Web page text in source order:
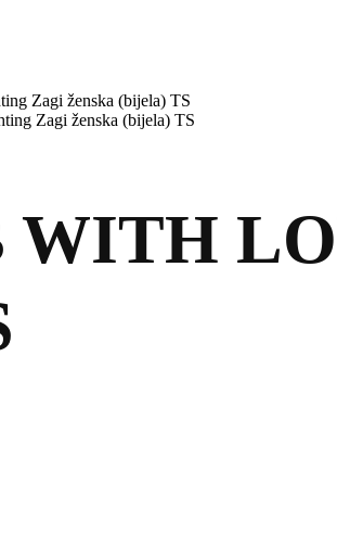
Zagi ženska (bijela) TS
Zagi ženska (bijela) TS
WITH